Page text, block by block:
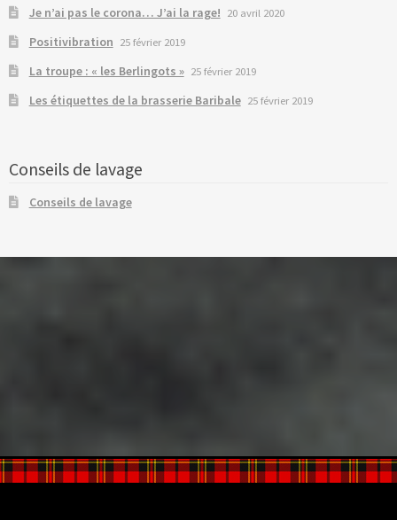
Je n’ai pas le corona… J’ai la rage! 20 avril 2020
Positivibration 25 février 2019
La troupe : « les Berlingots » 25 février 2019
Les étiquettes de la brasserie Baribale 25 février 2019
Conseils de lavage
Conseils de lavage